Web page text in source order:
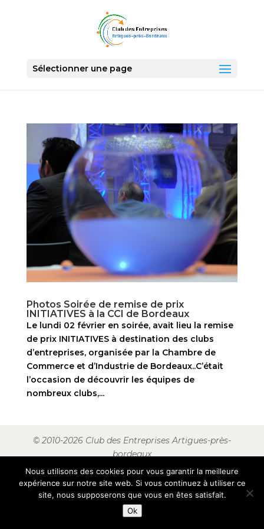
Sélectionner une page
Photos Soirée de remise de prix
INITIATIVES à la CCI de Bordeaux
Le lundi 02 février en soirée, avait lieu la remise
de prix INITIATIVES à destination des clubs
d’entreprises, organisée par la Chambre de
Commerce et d’Industrie de Bordeaux..C’était
l’occasion de découvrir les équipes de
nombreux clubs,...
© 2010-2026 Club des Entreprises Artigues-près-
bordeaux
Nous utilisons des cookies pour vous garantir la meilleure
expérience sur notre site web. Si vous continuez à utiliser ce
site, nous supposerons que vous en êtes satisfait.
Ok